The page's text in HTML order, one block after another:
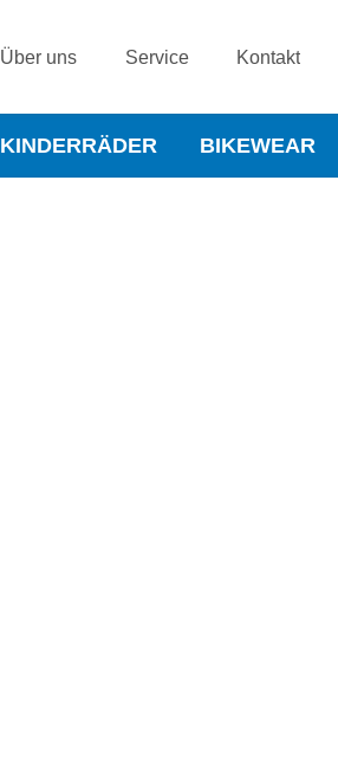
Über uns Service Kontakt
KINDERRÄDER BIKEWEAR